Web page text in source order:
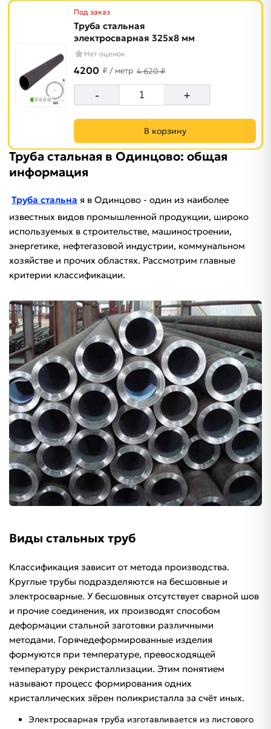
Под заказ
Труба стальная
электросварная 325х8 мм
Нет оценок
4200 ₽ / метр 4 620 ₽
- +
В корзину
Труба стальная в Одинцово: общая
информация
Труба стальна я в Одинцово - один из наиболее
известных видов промышленной продукции, широко
используемых в строительстве, машиностроении,
энергетике, нефтегазовой индустрии, коммунальном
хозяйстве и прочих областях. Рассмотрим главные
критерии классификации.
Виды стальных труб
Классификация зависит от метода производства.
Круглые трубы подразделяются на бесшовные и
электросварные. У бесшовных отсутствует сварной шов
и прочие соединения, их производят способом
деформации стальной заготовки различными
методами. Горячедеформированные изделия
формуются при температуре, превосходящей
температуру рекристаллизации. Этим понятием
называют процесс формирования одних
кристаллических зёрен поликристалла за счёт иных.
Электросварная труба изготавливается из листового